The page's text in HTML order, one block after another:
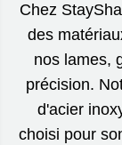
Chez
des
nos lames,
précision.
d'acier
choisi pour